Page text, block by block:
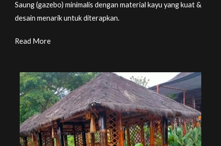
Saung (gazebo) minimalis dengan material kayu yang kuat &
desain menarik untuk diterapkan.
Read More